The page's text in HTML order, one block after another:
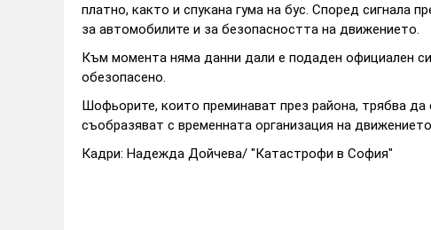
платно, както и спукана гума на бус. Според сигнала
за автомобилите и за безопасността на движението.
Към момента няма данни дали е подаден официален
обезопасено.
Шофьорите, които преминават през района, трябва
съобразяват с временната организация на
Кадри: Надежда Дойчева/ "Катастрофи в София"